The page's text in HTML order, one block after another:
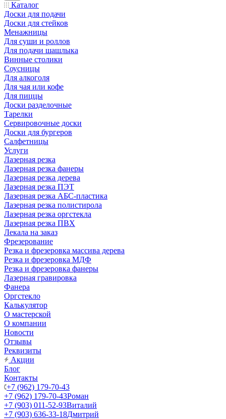
Каталог
Доски для подачи
Доски для стейков
Менажницы
Для суши и роллов
Для подачи шашлыка
Винные столики
Соусницы
Для алкоголя
Для чая или кофе
Для пиццы
Доски разделочные
Тарелки
Сервировочные доски
Доски для бургеров
Салфетницы
Услуги
Лазерная резка
Лазерная резка фанеры
Лазерная резка дерева
Лазерная резка ПЭТ
Лазерная резка АБС-пластика
Лазерная резка полистирола
Лазерная резка оргстекла
Лазерная резка ПВХ
Лекала на заказ
Фрезерование
Резка и фрезеровка массива дерева
Резка и фрезеровка МДФ
Резка и фрезеровка фанеры
Лазерная гравировка
Фанера
Орг­стек­ло
Калькулятор
О мастерской
О компании
Новости
Отзывы
Реквизиты
Акции
Блог
Контакты
+7 (962) 179-70-43
+7 (962) 179-70-43Роман
+7 (903) 011-52-93Виталий
+7 (903) 636-33-18Дмитрий